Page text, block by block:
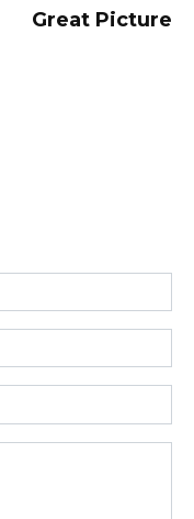
Great Picture